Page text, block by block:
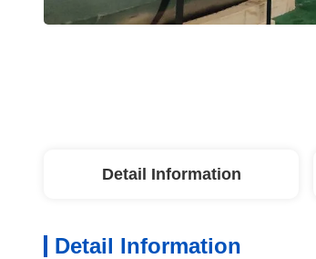
Detail Information
Detail Information